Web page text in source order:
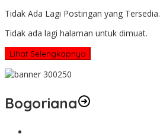
Tidak Ada Lagi Postingan yang Tersedia.
Tidak ada lagi halaman untuk dimuat.
Lihat Selengkapnya
Bogoriana